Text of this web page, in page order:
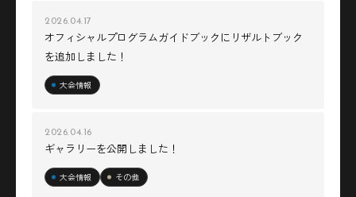
2026.04.17
オフィシャルプログラムガイドブックにリザルトブック
を追加しました！
大会情報
2026.04.16
ギャラリーを公開しました！
大会情報 その他